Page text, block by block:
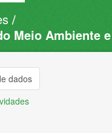
Meio Ambiente
dados